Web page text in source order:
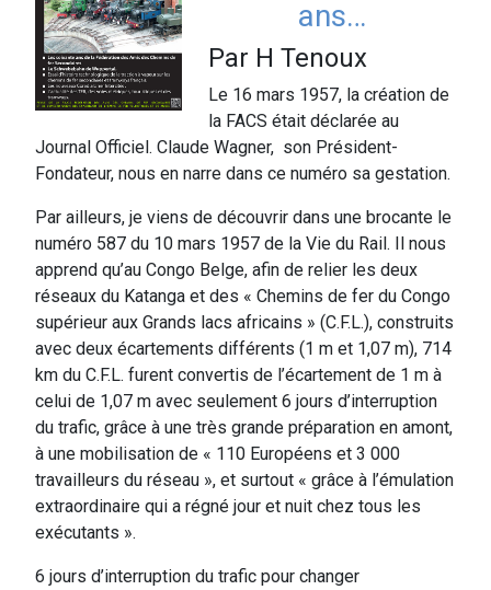
ans…
Par H Tenoux
Le 16 mars 1957, la création de
la FACS était déclarée au
Journal Officiel. Claude Wagner, son Président-
Fondateur, nous en narre dans ce numéro sa gestation.
Par ailleurs, je viens de découvrir dans une brocante le
numéro 587 du 10 mars 1957 de la Vie du Rail. Il nous
apprend qu’au Congo Belge, afin de relier les deux
réseaux du Katanga et des « Chemins de fer du Congo
supérieur aux Grands lacs africains » (C.F.L.), construits
avec deux écartements différents (1 m et 1,07 m), 714
km du C.F.L. furent convertis de l’écartement de 1 m à
celui de 1,07 m avec seulement 6 jours d’interruption
du trafic, grâce à une très grande préparation en amont,
à une mobilisation de « 110 Européens et 3 000
travailleurs du réseau », et surtout « grâce à l’émulation
extraordinaire qui a régné jour et nuit chez tous les
exécutants ».
6 jours d’interruption du trafic pour changer